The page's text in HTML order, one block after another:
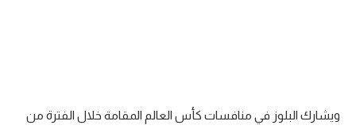
الدوري المصري
ويشارك البلوز في منافسات كأس العالم المقامة خلال الفترة من